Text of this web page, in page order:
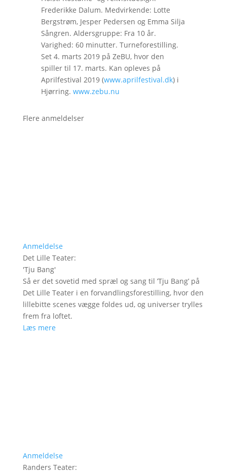
Frederikke Dalum. Medvirkende: Lotte
Bergstrøm, Jesper Pedersen og Emma Silja
Sångren. Aldersgruppe: Fra 10 år.
Varighed: 60 minutter. Turneforestilling.
Set 4. marts 2019 på ZeBU, hvor den
spiller til 17. marts. Kan opleves på
Aprilfestival 2019 (www.aprilfestival.dk) i
Hjørring. www.zebu.nu
Flere anmeldelser
Anmeldelse
Det Lille Teater:
'Tju Bang'
Så er det sovetid med spræl og sang til ’Tju Bang’ på
Det Lille Teater i en forvandlingsforestilling, hvor den
lillebitte scenes vægge foldes ud, og universer trylles
frem fra loftet.
Læs mere
Anmeldelse
Randers Teater: